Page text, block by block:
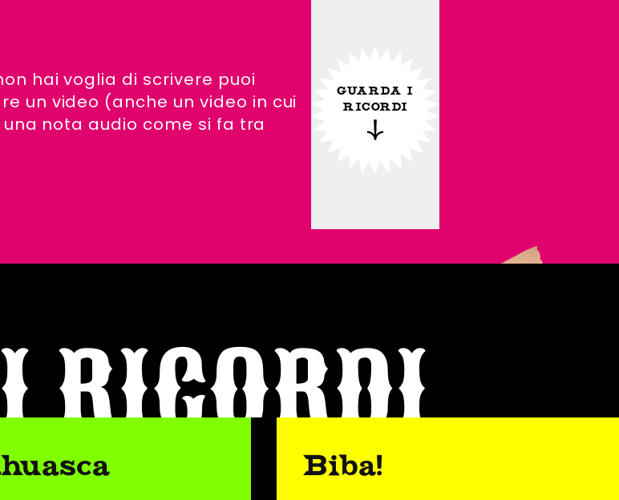
hai voglia di scrivere puoi
un video (anche un video in cui
nota audio come si fa tra
GUARDA I
RICORDI
RICORDI
Biba!